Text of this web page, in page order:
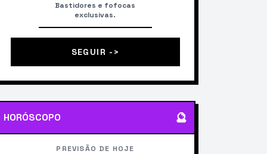
Bastidores e fofocas
exclusivas.
SEGUIR ->
HORÓSCOPO 🔮
PREVISÃO DE HOJE